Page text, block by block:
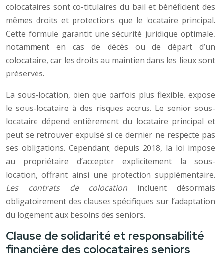
colocataires sont co-titulaires du bail et bénéficient des
mêmes droits et protections que le locataire principal.
Cette formule garantit une sécurité juridique optimale,
notamment en cas de décès ou de départ d’un
colocataire, car les droits au maintien dans les lieux sont
préservés.
La sous-location, bien que parfois plus flexible, expose
le sous-locataire à des risques accrus. Le senior sous-
locataire dépend entièrement du locataire principal et
peut se retrouver expulsé si ce dernier ne respecte pas
ses obligations. Cependant, depuis 2018, la loi impose
au propriétaire d’accepter explicitement la sous-
location, offrant ainsi une protection supplémentaire.
Les contrats de colocation incluent désormais
obligatoirement des clauses spécifiques sur l’adaptation
du logement aux besoins des seniors.
Clause de solidarité et responsabilité
financière des colocataires seniors